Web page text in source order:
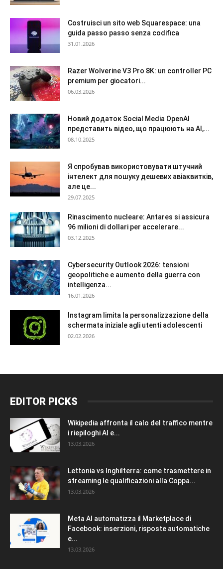
Costruisci un sito web Squarespace: una
guida passo passo senza codifica
31.01.2026
Razer Wolverine V3 Pro 8K: un controller PC
premium per giocatori...
06.03.2026
Новий додаток Social Media OpenAI
представить відео, що працюють на AI,...
08.10.2025
Я спробував використовувати штучний
інтелект для пошуку дешевих авіаквитків,
але це...
29.07.2025
Rinascimento nucleare: Antares si assicura
96 milioni di dollari per accelerare...
03.12.2025
Cybersecurity Outlook 2026: tensioni
geopolitiche e aumento della guerra con
intelligenza...
16.01.2026
Instagram limita la personalizzazione della
schermata iniziale agli utenti adolescenti
02.02.2026
EDITOR PICKS
Wikipedia affronta il calo del traffico mentre
i riepiloghi AI e...
13.03.2026
Lettonia vs Inghilterra: come trasmettere in
streaming le qualificazioni alla Coppa...
13.03.2026
Meta AI automatizza il Marketplace di
Facebook: inserzioni, risposte automatiche
e...
13.03.2026